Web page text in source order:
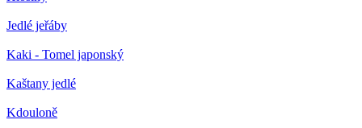
Jedlé jeřáby
Kaki - Tomel japonský
Kaštany jedlé
Kdouloně